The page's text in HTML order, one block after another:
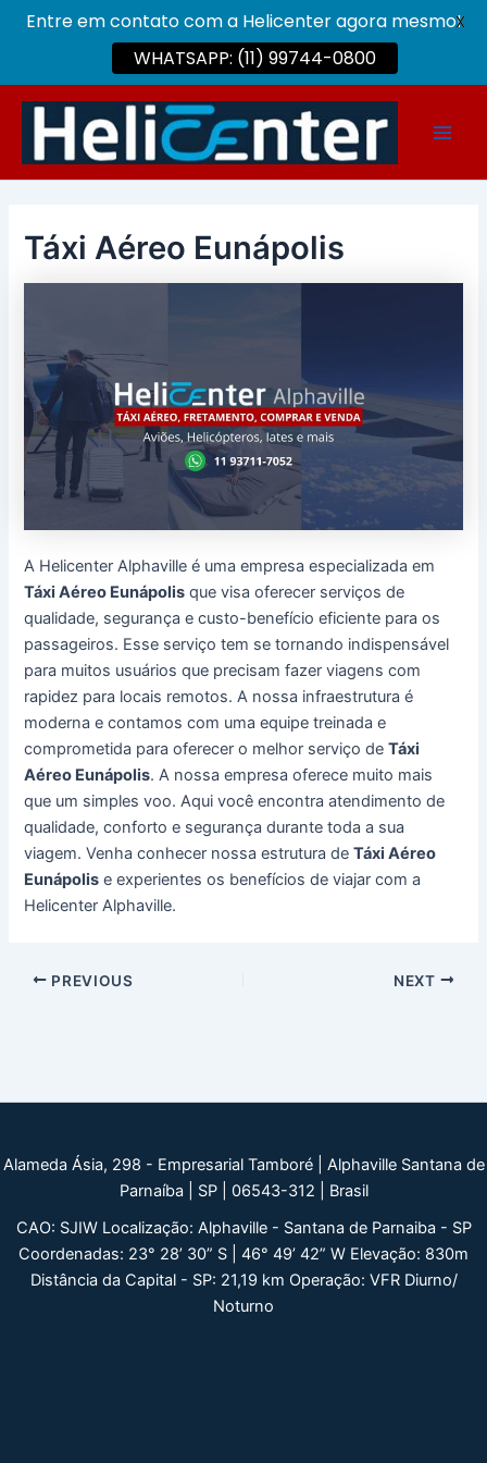
conteúdo
Táxi Aéreo Eunápolis
A Helicenter Alphaville é uma empresa especializada em
Táxi Aéreo Eunápolis que visa oferecer serviços de
qualidade, segurança e custo-benefício eficiente para os
passageiros. Esse serviço tem se tornando indispensável
para muitos usuários que precisam fazer viagens com
rapidez para locais remotos. A nossa infraestrutura é
moderna e contamos com uma equipe treinada e
comprometida para oferecer o melhor serviço deTáxi
Aéreo Eunápolis. A nossa empresa oferece muito mais
que um simples voo. Aqui você encontra atendimento de
qualidade, conforto e segurança durante toda a sua
viagem. Venha conhecer nossa estrutura deTáxi Aéreo
Eunápolis e experientes os benefícios de viajar com a
Helicenter Alphaville.
Post
PREVIOUS NEXT
Alameda Ásia, 298 - Empresarial Tamboré | Alphaville Santana de
Parnaíba | SP | 06543-312 | Brasil
CAO: SJIW Localização: Alphaville - Santana de Parnaiba - SP
Coordenadas: 23° 28’ 30” S | 46° 49’ 42” W Elevação: 830m
Distância da Capital - SP: 21,19 km Operação: VFR Diurno/
Noturno
Entre em contato com a Helicenter agora mesmo!
WHATSAPP: (11) 99744-0800
X